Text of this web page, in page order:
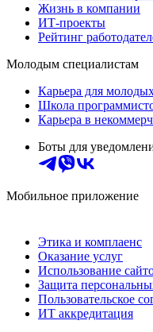
Жизнь в компании
ИТ-проекты
Рейтинг
Молодым специалистам
Карьера для
Школа
Карьера в
Боты для
Мобильное приложение
Этика и комплаенс
Оказание услуг
Использование
Защита
Пользовательское
ИТ аккредитация